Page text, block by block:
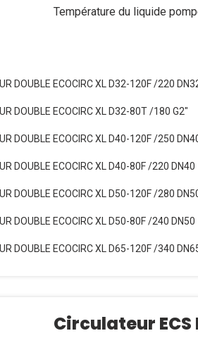
Température du liquide
DOUBLE ECOCIRC XL D32-120F /220
DOUBLE ECOCIRC XL D32-80T /180 G2"
DOUBLE ECOCIRC XL D40-120F /250
DOUBLE ECOCIRC XL D40-80F /220 DN40
DOUBLE ECOCIRC XL D50-120F /280
DOUBLE ECOCIRC XL D50-80F /240 DN50
DOUBLE ECOCIRC XL D65-120F /340
Circulateur ECS